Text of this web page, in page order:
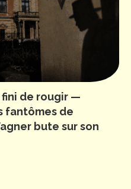
fini de rougir —
fantômes de
bute sur son